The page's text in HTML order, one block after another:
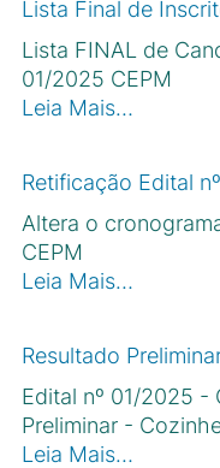
Lista Final de
Lista FINAL de
01/2025 CEPM
Leia Mais…
Retificação Edital
Altera o
CEPM
Leia Mais…
Resultado
Edital nº 01/2025 -
Preliminar -
Leia Mais…